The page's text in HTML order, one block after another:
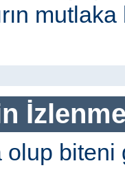
mutlaka
olup